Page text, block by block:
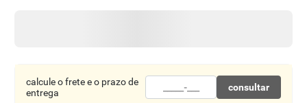
calcule o frete e o prazo de
entrega
consultar